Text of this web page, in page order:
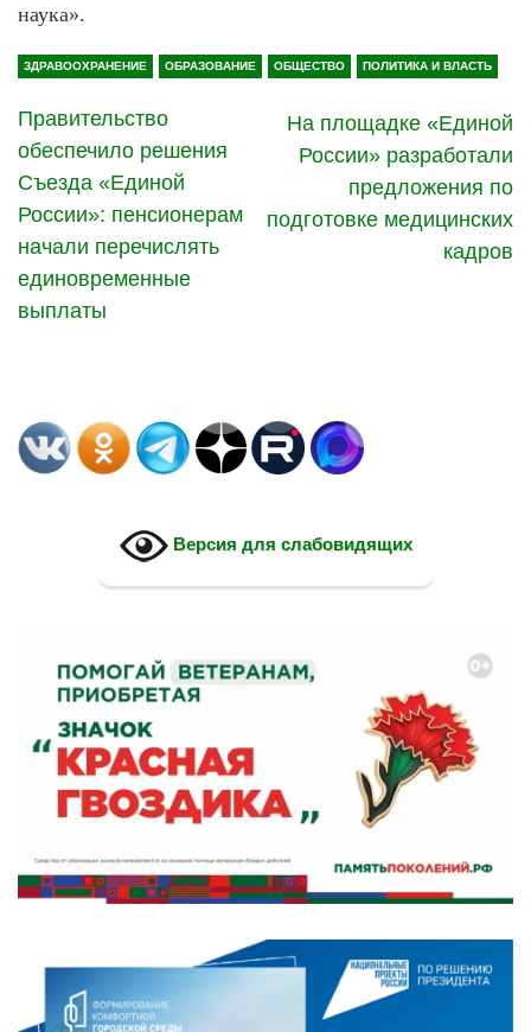
наука».
ЗДРАВООХРАНЕНИЕ ОБРАЗОВАНИЕ ОБЩЕСТВО ПОЛИТИКА И ВЛАСТЬ
Правительство
обеспечило решения
Съезда «Единой
России»: пенсионерам
начали перечислять
единовременные
выплаты
На площадке «Единой
России» разработали
предложения по
подготовке медицинских
кадров
Версия для слабовидящих